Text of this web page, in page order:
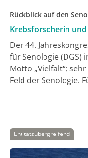
Rückblick auf den
Krebsforscherin
Der 44.
für Senologie
Motto „Vielfalt“;
Feld der Senologie.
zahlreich vertreten
involviert – ein
Austausch auf
und Betroffenen,
Entitätsübergreifend